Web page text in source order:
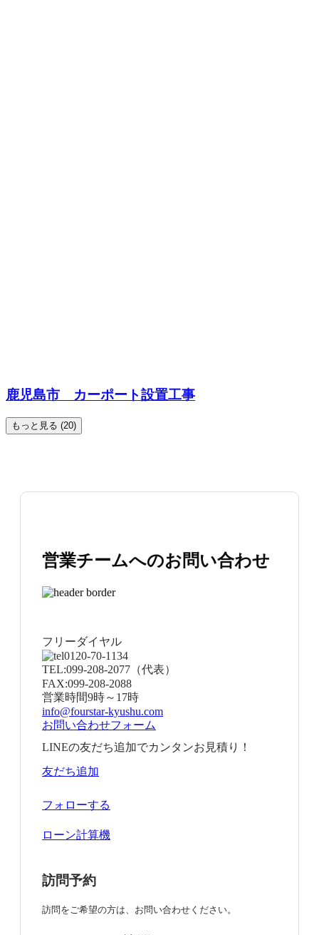
鹿児島市 カーポート設置工事
もっと見る (20)
営業チームへのお問い合わせ
フリーダイヤル
0120-70-1134
TEL:099-208-2077 （代表）
FAX:099-208-2088
営業時間9時～17時
info@fourstar-kyushu.com
お問い合わせフォーム
LINEの友だち追加でカンタンお見積り！
友だち追加
フォローする
ローン計算機
訪問予約
訪問をご希望の方は、お問い合わせください。